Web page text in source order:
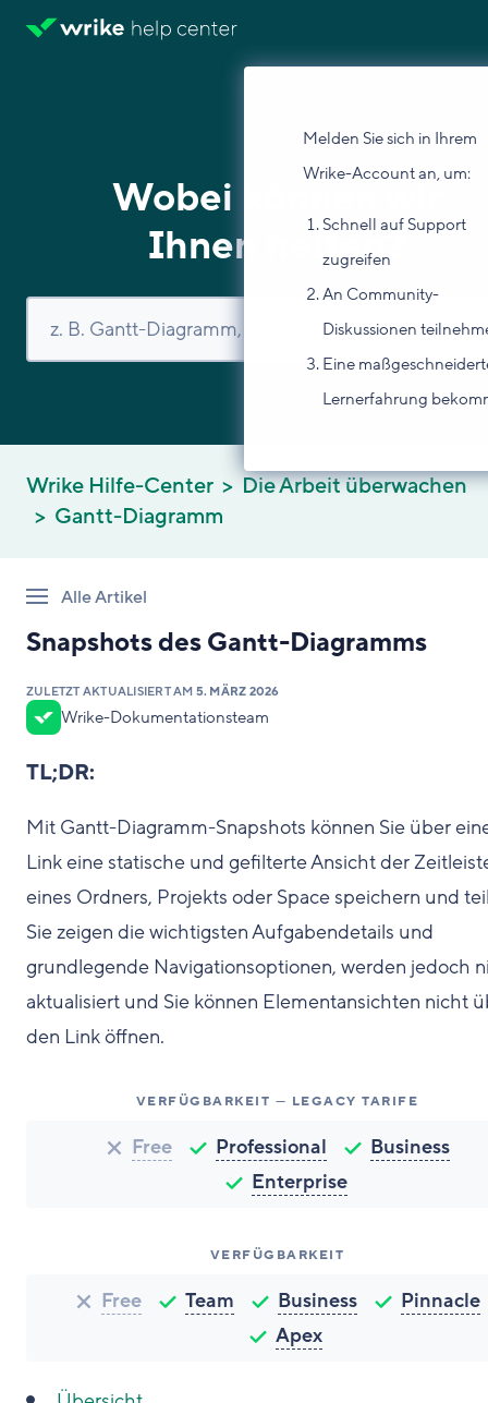
Melden Sie sich in Ihrem
Wrike-Account an, um:
Schnell auf Support
zugreifen
An Community-
Diskussionen
Eine
Lernerfahrung
Wobei können wir
Ihnen helfen?
Wrike Hilfe-Center
Die Arbeit überwachen
Gantt-Diagramm
Alle Artikel
Snapshots des Gantt-Diagramms
ZULETZT AKTUALISIERT AM 5. MÄRZ 2026
Wrike-Dokumentationsteam
TL;DR:
Mit Gantt-Diagramm-Snapshots können Sie über
Link eine statische und gefilterte Ansicht der
eines Ordners, Projekts oder Space speichern und
Sie zeigen die wichtigsten Aufgabendetails und
grundlegende Navigationsoptionen, werden jedoch
aktualisiert und Sie können Elementansichten nicht
den Link öffnen.
VERFÜGBARKEIT — LEGACY TARIFE
Free Professional
Business
Enterprise
VERFÜGBARKEIT
Free Team Business
Pinnacle
Apex